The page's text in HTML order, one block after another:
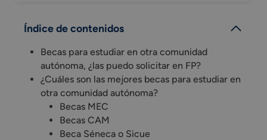
Índice de contenidos
Becas para estudiar en otra comunidad
autónoma, ¿las puedo solicitar en FP?
¿Cuáles son las mejores becas para estudiar en
otra comunidad autónoma?
Becas MEC
Becas CAM
Beca Séneca o Sicue